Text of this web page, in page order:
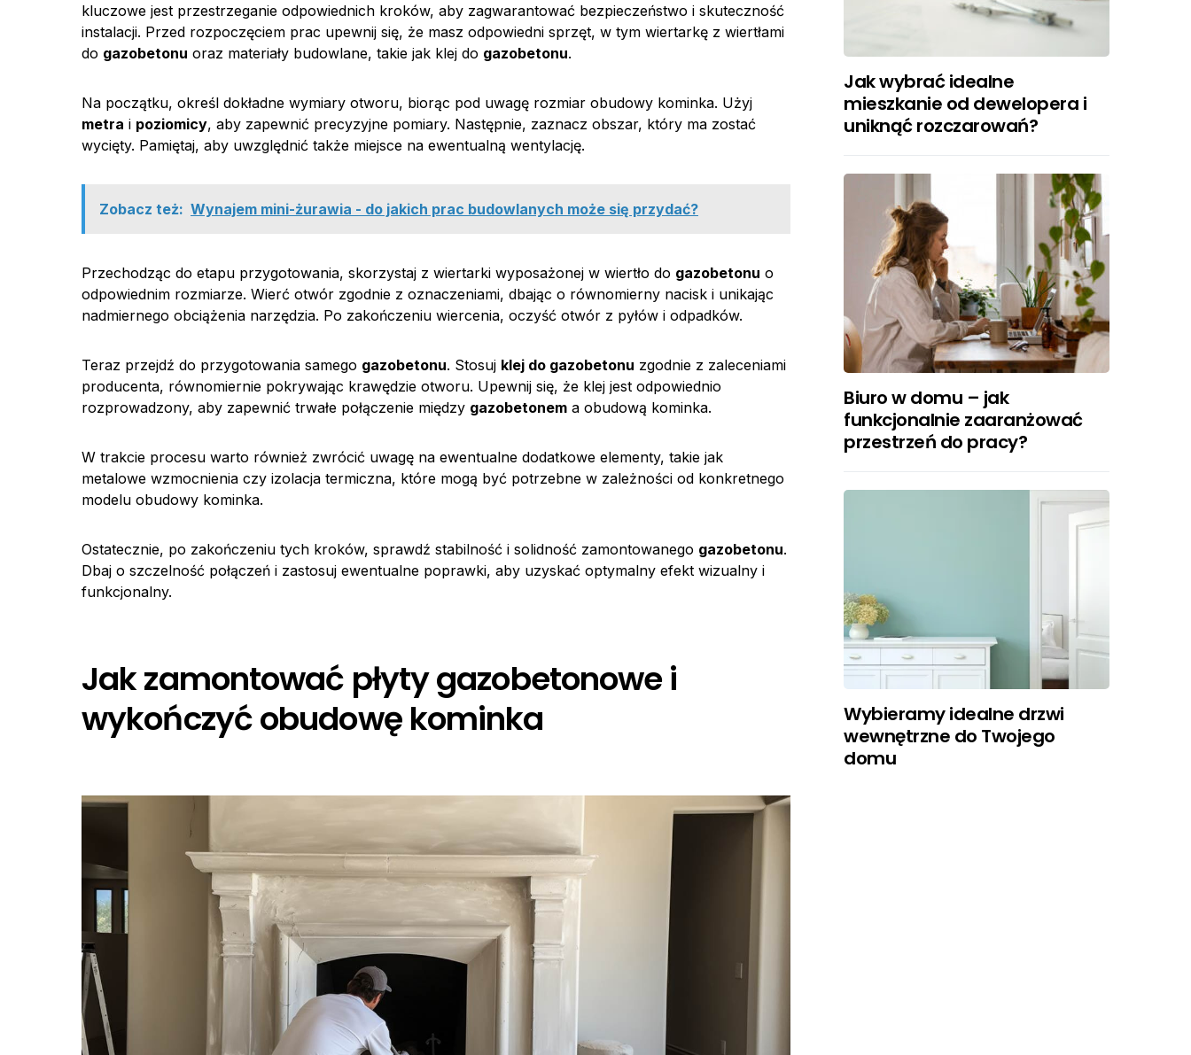
kluczowe jest przestrzeganie odpowiednich kroków, aby zagwarantować bezpieczeństwo i skuteczność
instalacji. Przed rozpoczęciem prac upewnij się, że masz odpowiedni sprzęt, w tym wiertarkę z wiertłami
do gazobetonu oraz materiały budowlane, takie jak klej do gazobetonu.
Na początku, określ dokładne wymiary otworu, biorąc pod uwagę rozmiar obudowy kominka. Użyj
metra i poziomicy, aby zapewnić precyzyjne pomiary. Następnie, zaznacz obszar, który ma zostać
wycięty. Pamiętaj, aby uwzględnić także miejsce na ewentualną wentylację.
Zobacz też: Wynajem mini-żurawia - do jakich prac budowlanych może się przydać?
Przechodząc do etapu przygotowania, skorzystaj z wiertarki wyposażonej w wiertło do gazobetonu o
odpowiednim rozmiarze. Wierć otwór zgodnie z oznaczeniami, dbając o równomierny nacisk i unikając
nadmiernego obciążenia narzędzia. Po zakończeniu wiercenia, oczyść otwór z pyłów i odpadków.
Teraz przejdź do przygotowania samego gazobetonu. Stosuj klej do gazobetonu zgodnie z zaleceniami
producenta, równomiernie pokrywając krawędzie otworu. Upewnij się, że klej jest odpowiednio
rozprowadzony, aby zapewnić trwałe połączenie między gazobetonem a obudową kominka.
W trakcie procesu warto również zwrócić uwagę na ewentualne dodatkowe elementy, takie jak
metalowe wzmocnienia czy izolacja termiczna, które mogą być potrzebne w zależności od konkretnego
modelu obudowy kominka.
Ostatecznie, po zakończeniu tych kroków, sprawdź stabilność i solidność zamontowanego gazobetonu.
Dbaj o szczelność połączeń i zastosuj ewentualne poprawki, aby uzyskać optymalny efekt wizualny i
funkcjonalny.
Jak zamontować płyty gazobetonowe i
wykończyć obudowę kominka
Jak wybrać idealne
mieszkanie od dewelopera i
uniknąć rozczarowań?
Biuro w domu – jak
funkcjonalnie zaaranżować
przestrzeń do pracy?
Wybieramy idealne drzwi
wewnętrzne do Twojego
domu